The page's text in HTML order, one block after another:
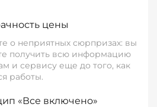
цены
о неприятных сюрпризах: вы
получить всю информацию
и сервису еще до того, как
работы.
«Все включено»